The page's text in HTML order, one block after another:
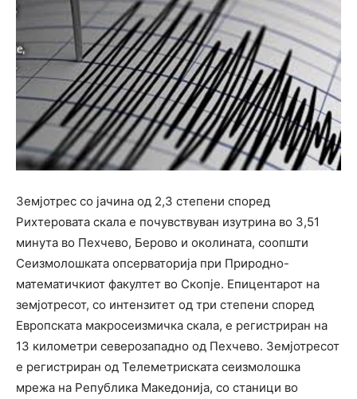
Земјотрес со јачина од 2,3 степени според
Рихтеровата скала е почувствуван изутрина во 3,51
минута во Пехчево, Берово и околината, соопшти
Сеизмолошката опсерваторија при Природно-
математичкиот факултет во Скопје. Епицентарот на
земјотресот, со интензитет од три степени според
Европската макросеизмичка скала, е регистриран на
13 километри северозападно од Пехчево. Земјотресот
е регистриран од Телеметриската сеизмолошка
мрежа на Република Македонија, со станици во